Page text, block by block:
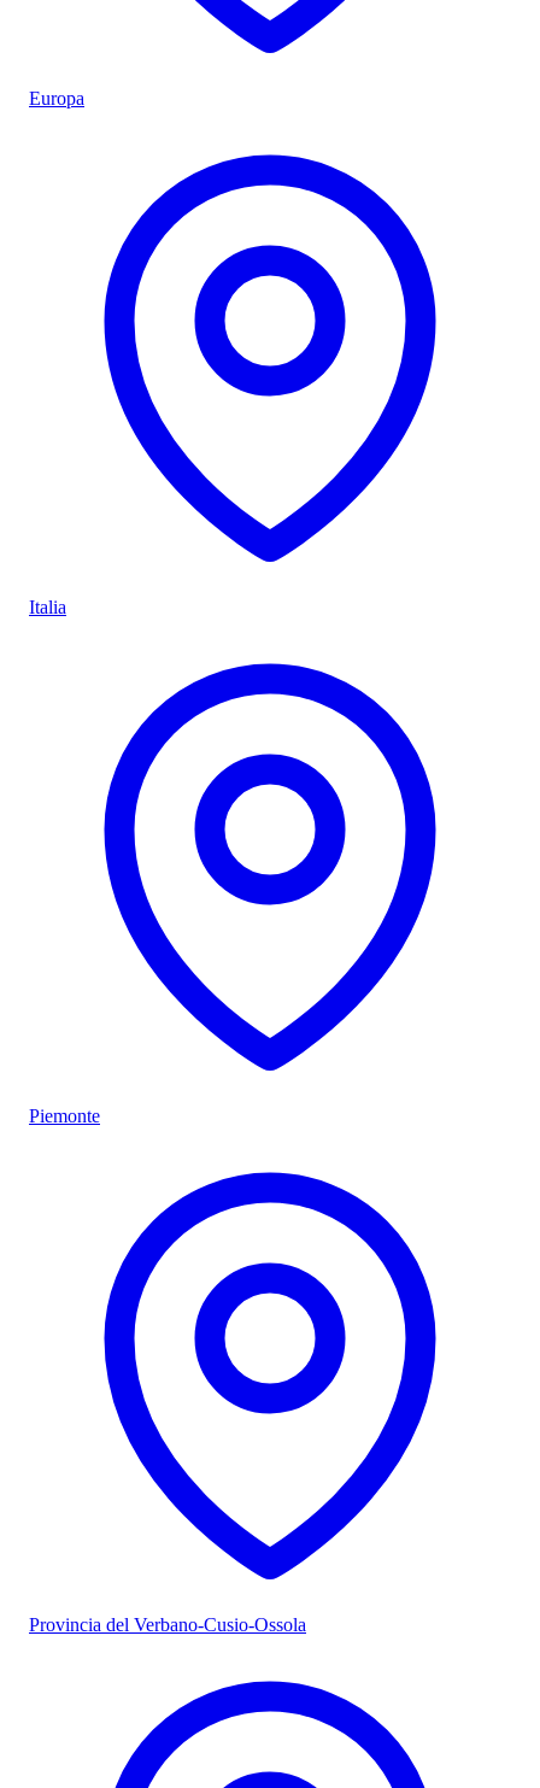
Europa
Italia
Piemonte
Provincia del Verbano-Cusio-Ossola